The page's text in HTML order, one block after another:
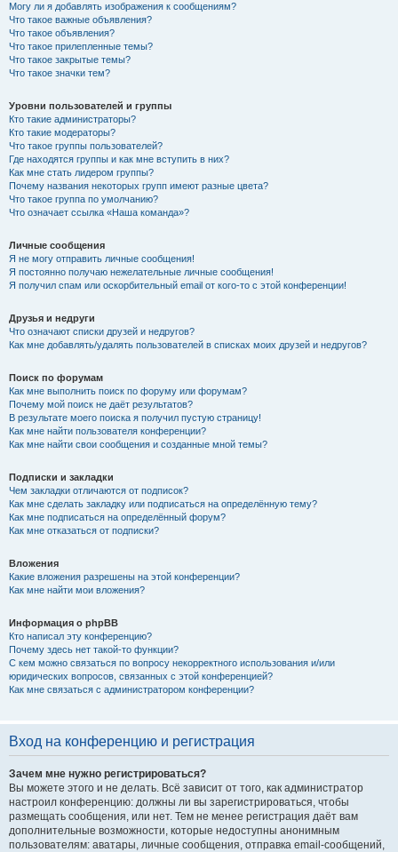
Могу ли я добавлять изображения к сообщениям?
Что такое важные объявления?
Что такое объявления?
Что такое прилепленные темы?
Что такое закрытые темы?
Что такое значки тем?
Уровни пользователей и группы
Кто такие администраторы?
Кто такие модераторы?
Что такое группы пользователей?
Где находятся группы и как мне вступить в них?
Как мне стать лидером группы?
Почему названия некоторых групп имеют разные цвета?
Что такое группа по умолчанию?
Что означает ссылка «Наша команда»?
Личные сообщения
Я не могу отправить личные сообщения!
Я постоянно получаю нежелательные личные сообщения!
Я получил спам или оскорбительный email от кого-то с этой конференции!
Друзья и недруги
Что означают списки друзей и недругов?
Как мне добавлять/удалять пользователей в списках моих друзей и недругов?
Поиск по форумам
Как мне выполнить поиск по форуму или форумам?
Почему мой поиск не даёт результатов?
В результате моего поиска я получил пустую страницу!
Как мне найти пользователя конференции?
Как мне найти свои сообщения и созданные мной темы?
Подписки и закладки
Чем закладки отличаются от подписок?
Как мне сделать закладку или подписаться на определённую тему?
Как мне подписаться на определённый форум?
Как мне отказаться от подписки?
Вложения
Какие вложения разрешены на этой конференции?
Как мне найти мои вложения?
Информация о phpBB
Кто написал эту конференцию?
Почему здесь нет такой-то функции?
С кем можно связаться по вопросу некорректного использования и/или
юридических вопросов, связанных с этой конференцией?
Как мне связаться с администратором конференции?
Вход на конференцию и регистрация
Зачем мне нужно регистрироваться?
Вы можете этого и не делать. Всё зависит от того, как администратор
настроил конференцию: должны ли вы зарегистрироваться, чтобы
размещать сообщения, или нет. Тем не менее регистрация даёт вам
дополнительные возможности, которые недоступны анонимным
пользователям: аватары, личные сообщения, отправка email-сообщений,